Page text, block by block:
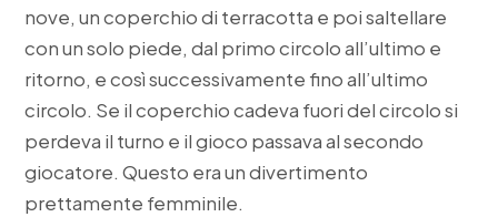
nove, un coperchio di terracotta e poi saltellare
con un solo piede, dal primo circolo all’ultimo e
ritorno, e così successivamente fino all’ultimo
circolo. Se il coperchio cadeva fuori del circolo si
perdeva il turno e il gioco passava al secondo
giocatore. Questo era un divertimento
prettamente femminile.